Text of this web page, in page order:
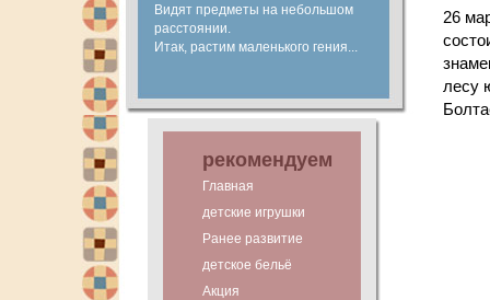
Видят предметы на небольшом
расстоянии.
Итак, растим маленького гения...
рекомендуем
Главная
детские игрушки
Ранее развитие
детское бельё
Акция
26
лесу